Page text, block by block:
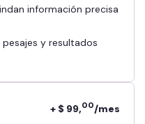
información precisa
pesajes y resultados
+ $ 99,00/mes